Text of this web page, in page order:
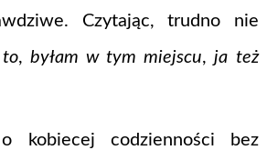
Czytając, trudno nie
, byłam w tym miejscu,ja też
kobiecej codzienności bez